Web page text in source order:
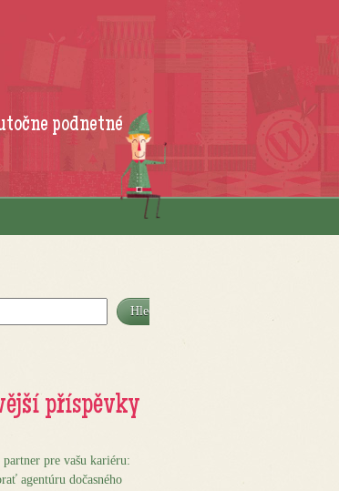
podnetné
Hledat
příspěvky
partner pre vašu kariéru:
agentúru dočasného